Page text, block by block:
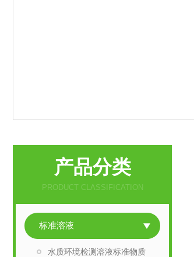
产品分类
PRODUCT CLASSIFICATION
标准溶液
水质环境检测溶液标准物质